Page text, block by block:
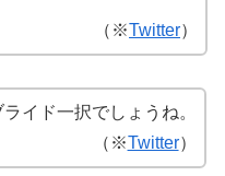
（※Twitter）
イド一択でしょうね。
（※Twitter）